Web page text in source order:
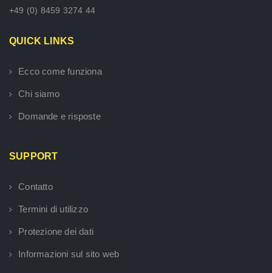
+49 (0) 8459 3274 44
QUICK LINKS
Ecco come funziona
Chi siamo
Domande e risposte
SUPPORT
Contatto
Termini di utilizzo
Protezione dei dati
Informazioni sul sito web